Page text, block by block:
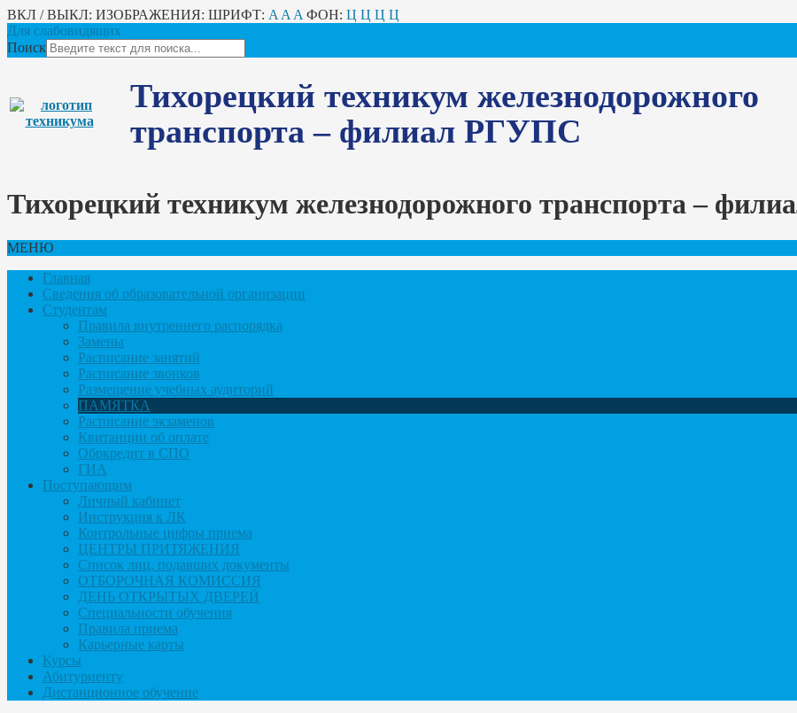
ВКЛ / ВЫКЛ: ИЗОБРАЖЕНИЯ: ШРИФТ: A A A ФОН: Ц Ц Ц Ц
Для слабовидящих
Поиск
Тихорецкий техникум железнодорожного
транспорта – филиал РГУПС
Тихорецкий техникум железнодорожного транспорта –
МЕНЮ
Главная
Сведения об образовательной организации
Студентам
Правила внутреннего распорядка
Замены
Расписание занятий
Расписание звонков
Размещение учебных аудиторий
ПАМЯТКА
Расписание экзаменов
Квитанции об оплате
Обркредит в СПО
ГИА
Поступающим
Личный кабинет
Инструкция к ЛК
Контрольные цифры приема
ЦЕНТРЫ ПРИТЯЖЕНИЯ
Список лиц, подавших документы
ОТБОРОЧНАЯ КОМИССИЯ
ДЕНЬ ОТКРЫТЫХ ДВЕРЕЙ
Специальности обучения
Правила приема
Карьерные карты
Курсы
Абитуриенту
Дистанционное обучение